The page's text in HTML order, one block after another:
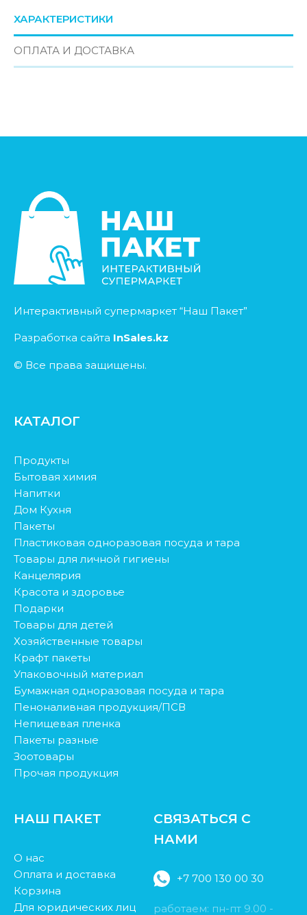
ХАРАКТЕРИСТИКИ
ОПЛАТА И ДОСТАВКА
Интерактивный супермаркет “Наш Пакет”
Разработка сайта InSales.kz
© Все права защищены.
КАТАЛОГ
Продукты
Бытовая химия
Напитки
Дом Кухня
Пакеты
Пластиковая одноразовая посуда и тара
Товары для личной гигиены
Канцелярия
Красота и здоровье
Подарки
Товары для детей
Хозяйственные товары
Крафт пакеты
Упаковочный материал
Бумажная одноразовая посуда и тара
Пеноналивная продукция/ПСВ
Непищевая пленка
Пакеты разные
Зоотовары
Прочая продукция
НАШ ПАКЕТ
О нас
Оплата и доставка
Корзина
Для юридических лиц
СВЯЗАТЬСЯ С
НАМИ
+7 700 130 00 30
работаем: пн-пт 9.00 -